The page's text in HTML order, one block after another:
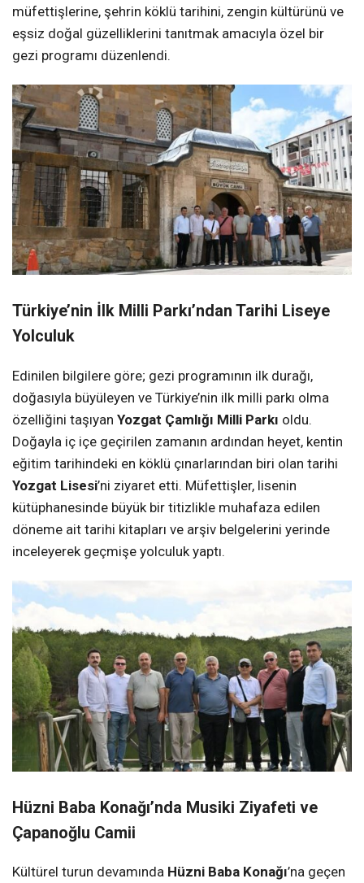
müfettişlerine, şehrin köklü tarihini, zengin kültürünü ve
eşsiz doğal güzelliklerini tanıtmak amacıyla özel bir
gezi programı düzenlendi.
Türkiye’nin İlk Milli Parkı’ndan Tarihi Liseye
Yolculuk
Edinilen bilgilere göre; gezi programının ilk durağı,
doğasıyla büyüleyen ve Türkiye’nin ilk milli parkı olma
özelliğini taşıyan Yozgat Çamlığı Milli Parkı oldu.
Doğayla iç içe geçirilen zamanın ardından heyet, kentin
eğitim tarihindeki en köklü çınarlarından biri olan tarihi
Yozgat Lisesi’ni ziyaret etti. Müfettişler, lisenin
kütüphanesinde büyük bir titizlikle muhafaza edilen
döneme ait tarihi kitapları ve arşiv belgelerini yerinde
inceleyerek geçmişe yolculuk yaptı.
Hüzni Baba Konağı’nda Musiki Ziyafeti ve
Çapanoğlu Camii
Kültürel turun devamında Hüzni Baba Konağı’na geçen